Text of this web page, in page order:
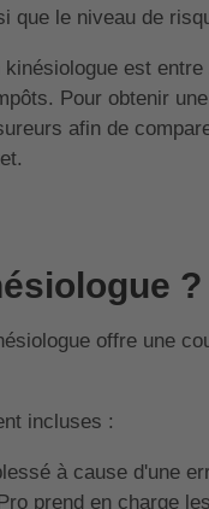
que le niveau de
est entre
Pour obtenir
afin de
?
offre une
incluses :
à cause d'une
prend en charge